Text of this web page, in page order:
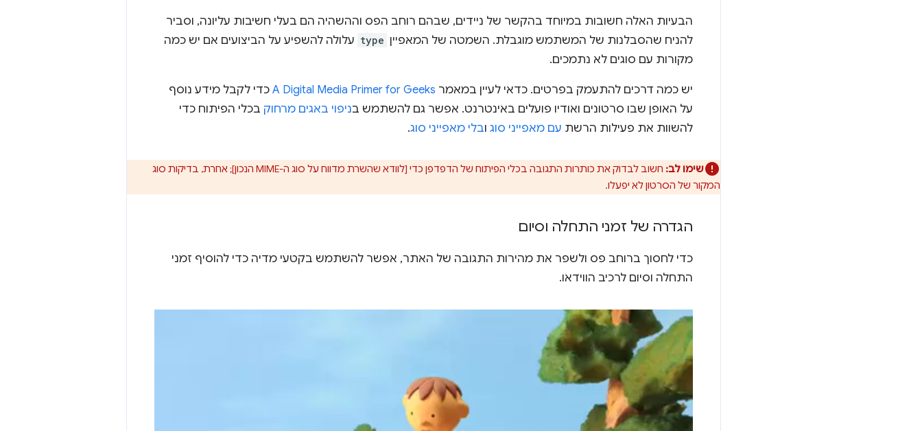
הבעיות האלה חשובות במיוחד בהקשר של ניידים, שבהם רוחב הפס וההשהיה הם בעלי חשיבות עליונה, וסביר
להניח שהסבלנות של המשתמש מוגבלת. השמטה של המאפיין type עלולה להשפיע על הביצועים אם יש כמה
מקורות עם סוגים לא נתמכים.
יש כמה דרכים להתעמק בפרטים. כדאי לעיין במאמר A Digital Media Primer for Geeks כדי לקבל מידע נוסף
על האופן שבו סרטונים ואודיו פועלים באינטרנט. אפשר גם להשתמש בניפוי באגים מרחוק בכלי הפיתוח כדי
להשוות את פעילות הרשת עם מאפייני סוג ובלי מאפייני סוג.
שימו לב:
חשוב לבדוק את כותרות התגובה בכלי הפיתוח של הדפדפן כדי [לוודא שהשרת מדווח על סוג ה-MIME הנכון]; אחרת, בדיקות סוג
המקור של הסרטון לא יפעלו.
הגדרה של זמני התחלה וסיום
כדי לחסוך ברוחב פס ולשפר את מהירות התגובה של האתר, אפשר להשתמש בקטעי מדיה כדי להוסיף זמני
התחלה וסיום לרכיב הווידאו.